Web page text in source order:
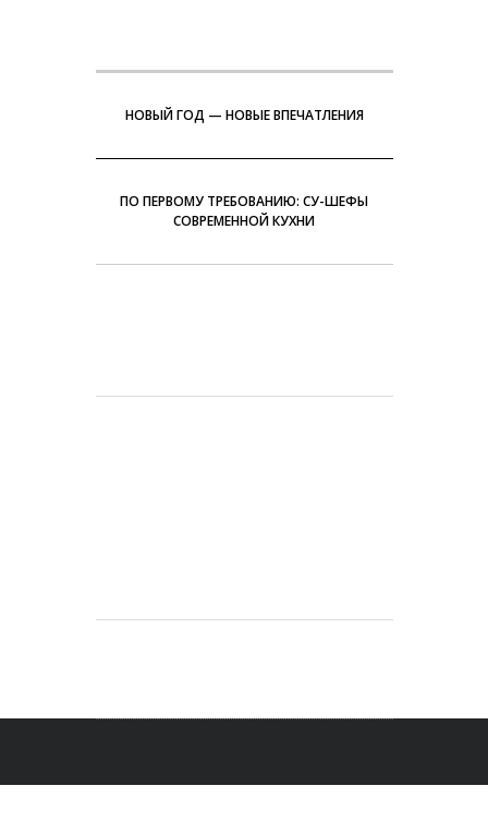
НОВЫЙ ГОД — НОВЫЕ ВПЕЧАТЛЕНИЯ
ПО ПЕРВОМУ ТРЕБОВАНИЮ: СУ-ШЕФЫ
СОВРЕМЕННОЙ КУХНИ